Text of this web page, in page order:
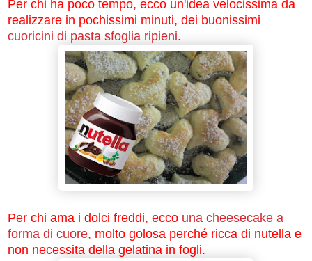
Per chi ha poco tempo, ecco un'idea velocissima da
realizzare in pochissimi minuti, dei buonissimi
cuoricini di pasta sfoglia ripieni.
Per chi ama i dolci freddi, ecco una cheesecake a
forma di cuore, molto golosa perché ricca di nutella e
non necessita della gelatina in fogli.